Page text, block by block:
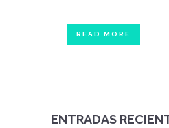
READ MORE
ENTRADAS